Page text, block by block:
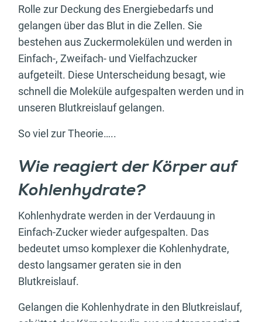
Rolle zur Deckung des Energiebedarfs und
gelangen über das Blut in die Zellen. Sie
bestehen aus Zuckermolekülen und werden in
Einfach-, Zweifach- und Vielfachzucker
aufgeteilt. Diese Unterscheidung besagt, wie
schnell die Moleküle aufgespalten werden und in
unseren Blutkreislauf gelangen.
So viel zur Theorie…..
Wie reagiert der Körper auf
Kohlenhydrate?
Kohlenhydrate werden in der Verdauung in
Einfach-Zucker wieder aufgespalten. Das
bedeutet umso komplexer die Kohlenhydrate,
desto langsamer geraten sie in den
Blutkreislauf.
Gelangen die Kohlenhydrate in den Blutkreislauf,